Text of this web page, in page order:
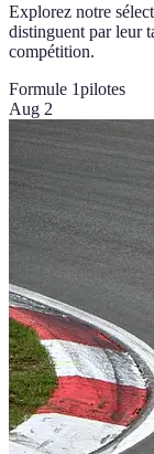
Explorez notre
distinguent par leur
compétition.
Formule 1pilotes
Aug 2